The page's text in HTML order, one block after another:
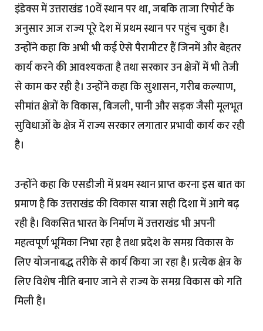
इंडेक्स में उत्तराखंड 10वें स्थान पर था, जबकि ताजा रिपोर्ट के
अनुसार आज राज्य पूरे देश में प्रथम स्थान पर पहुंच चुका है।
उन्होंने कहा कि अभी भी कई ऐसे पैरामीटर हैं जिनमें और बेहतर
कार्य करने की आवश्यकता है तथा सरकार उन क्षेत्रों में भी तेजी
से काम कर रही है। उन्होंने कहा कि सुशासन, गरीब कल्याण,
सीमांत क्षेत्रों के विकास, बिजली, पानी और सड़क जैसी मूलभूत
सुविधाओं के क्षेत्र में राज्य सरकार लगातार प्रभावी कार्य कर रही
है।
उन्होंने कहा कि एसडीजी में प्रथम स्थान प्राप्त करना इस बात का
प्रमाण है कि उत्तराखंड की विकास यात्रा सही दिशा में आगे बढ़
रही है। विकसित भारत के निर्माण में उत्तराखंड भी अपनी
महत्वपूर्ण भूमिका निभा रहा है तथा प्रदेश के समग्र विकास के
लिए योजनाबद्ध तरीके से कार्य किया जा रहा है। प्रत्येक क्षेत्र के
लिए विशेष नीति बनाए जाने से राज्य के समग्र विकास को गति
मिली है।